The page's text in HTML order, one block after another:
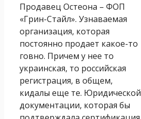
Продавец Остеона – ФОП
«Грин-Стайл». Узнаваемая
организация, которая
постоянно продает какое-то
говно. Причем у нее то
украинская, то российская
регистрация, в общем,
кидалы еще те. Юридической
документации, которая бы